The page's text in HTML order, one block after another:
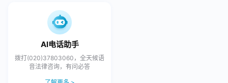
AI电话助手
拨打(020)37803060，全天候语
音法律咨询，有问必答